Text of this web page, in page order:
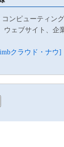
ンピューティン
ウェブサイト、企
クラウド・ナウ]